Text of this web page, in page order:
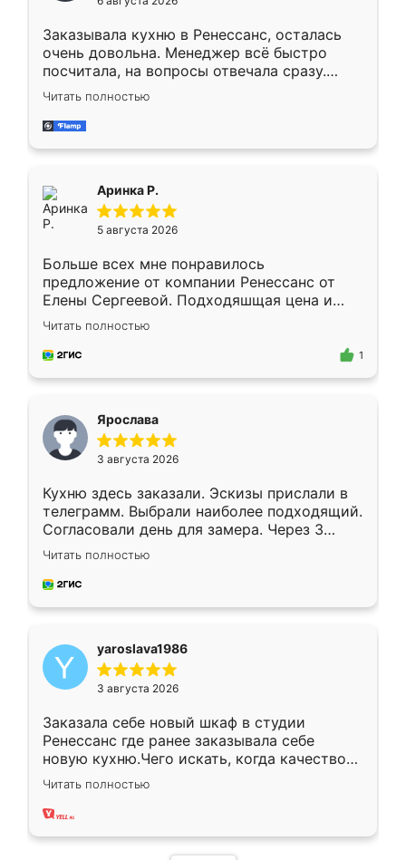
мебели буду заказывать только здесь.
Заказывала кухню в Ренессанс, осталась
очень довольна. Менеджер всё быстро
посчитала, на вопросы отвечала сразу.
Замерщик приехал в субботу, подошёл к
делу со всей ответственностью. Собрали
за день, ребята работали аккуратно, даже
Читать полностью
Аринка Р.
5 августа 2026
Больше всех мне понравилось
предложение от компании Ренессанс от
Елены Сергеевой. Подходяшщая цена и
короткие сроки изготовления. Приехавший
для замера сотрудник Владислав
предложил по моему эскизу самый
Читать полностью
1
Ярослава
3 августа 2026
Кухню здесь заказали. Эскизы прислали в
телеграмм. Выбрали наиболее подходящий.
Согласовали день для замера. Через 3
недели кухня была уже готова. Остались
довольны работой. Спасибо Ренессанс
мебель за качественную работу!
Читать полностью
yaroslava1986
3 августа 2026
Заказала себе новый шкаф в студии
Ренессанс где ранее заказывала себе
новую кухню.Чего искать, когда качеством
вполне довольна. Служит кухня уже почти
два года, нареканий нет.
Читать полностью